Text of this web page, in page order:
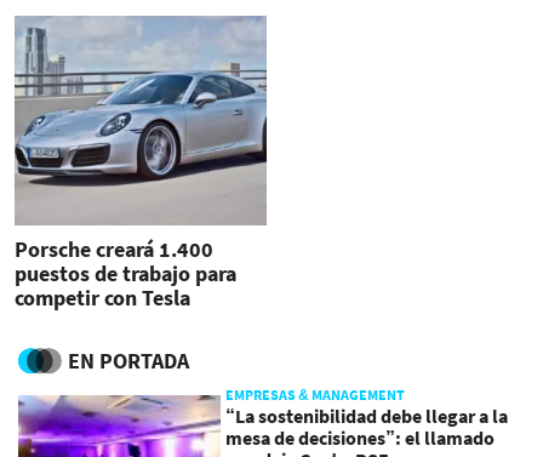
Porsche creará 1.400
puestos de trabajo para
competir con Tesla
EN PORTADA
EMPRESAS & MANAGEMENT
“La sostenibilidad debe llegar a la
mesa de decisiones”: el llamado